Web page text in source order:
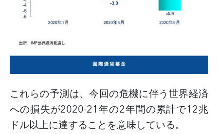
これらの予測は、今回の危機に伴う世界経済
への損失が2020-21年の2年間の累計で12兆
ドル以上に達することを意味している。